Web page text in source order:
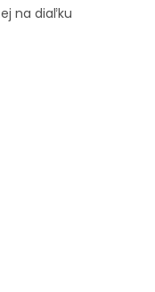
na diaľku